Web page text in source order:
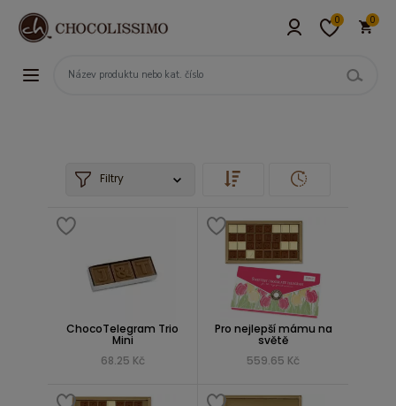
0 0
Filtry
ChocoTelegram Trio
Mini
68.25 Kč
Pro nejlepší mámu na
světě
559.65 Kč